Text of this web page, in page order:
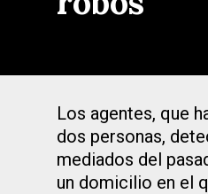
Los agentes, que
dos personas,
mediados del
un domicilio en el